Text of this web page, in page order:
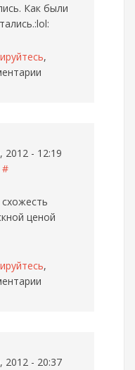
Как были
,
- 12:19
#
ценой
,
2012 - 20:37